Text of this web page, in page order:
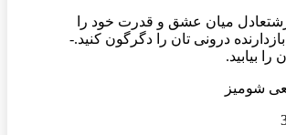
میان عشق و قدرت خود را
درونی تان را دگرگون کنید.-
بیابید.
شومیز